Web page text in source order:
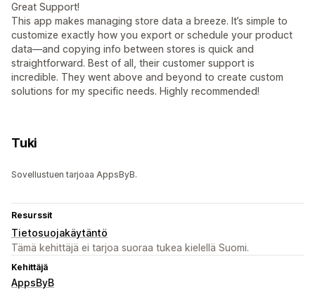
Great Support!
This app makes managing store data a breeze. It’s simple to
customize exactly how you export or schedule your product
data—and copying info between stores is quick and
straightforward. Best of all, their customer support is
incredible. They went above and beyond to create custom
solutions for my specific needs. Highly recommended!
Tuki
Sovellustuen tarjoaa AppsByB.
Resurssit
Tietosuojakäytäntö
Tämä kehittäjä ei tarjoa suoraa tukea kielellä Suomi.
Kehittäjä
AppsByB